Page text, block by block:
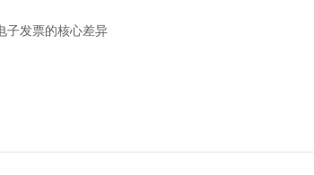
子发票的核心差异